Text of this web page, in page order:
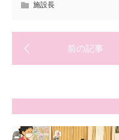
施設長